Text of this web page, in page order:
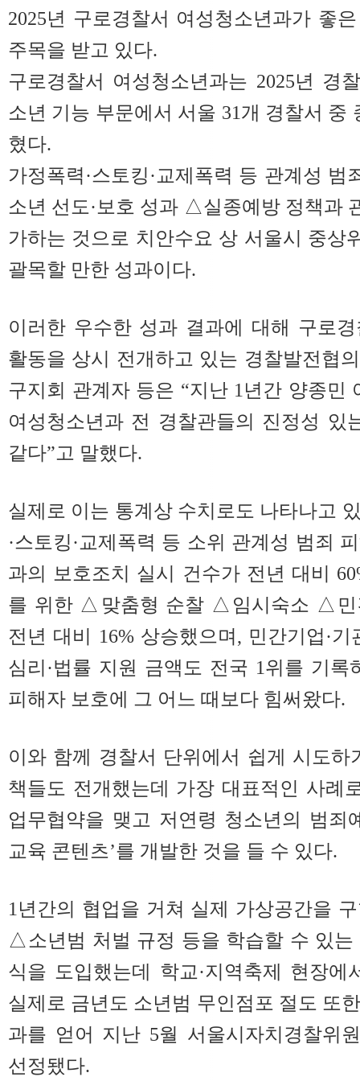
2025년 구로경찰서 여성청소년과가 좋
주목을 받고 있다.
구로경찰서 여성청소년과는 2025년 경
소년 기능 부문에서 서울 31개 경찰서 중
혔다.
가정폭력·스토킹·교제폭력 등 관계성
소년 선도·보호 성과 △실종예방 정책과
가하는 것으로 치안수요 상 서울시 중상
괄목할 만한 성과이다.
이러한 우수한 성과 결과에 대해 구로
활동을 상시 전개하고 있는 경찰발전협
구지회 관계자 등은 “지난 1년간 양종민
여성청소년과 전 경찰관들의 진정성 있
같다”고 말했다.
실제로 이는 통계상 수치로도 나타나고
·스토킹·교제폭력 등 소위 관계성 범죄
과의 보호조치 실시 건수가 전년 대비
를 위한 △맞춤형 순찰 △임시숙소 △민
전년 대비 16% 상승했으며, 민간기업·
심리·법률 지원 금액도 전국 1위를 기록
피해자 보호에 그 어느 때보다 힘써왔다.
이와 함께 경찰서 단위에서 쉽게 시도
책들도 전개했는데 가장 대표적인 사례
업무협약을 맺고 저연령 청소년의 범죄
교육 콘텐츠’를 개발한 것을 들 수 있다.
1년간의 협업을 거쳐 실제 가상공간을
△소년범 처벌 규정 등을 학습할 수 있는
식을 도입했는데 학교·지역축제 현장
실제로 금년도 소년범 무인점포 절도 또
과를 얻어 지난 5월 서울시자치경찰위
선정됐다.